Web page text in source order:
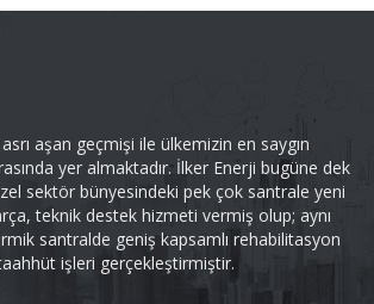
aşan geçmişi ile ülkemizin en saygın
yer almaktadır. İlker Enerji bugüne dek
sektör bünyesindeki pek çok santrale yeni
teknik destek hizmeti vermiş olup; aynı
santralde geniş kapsamlı rehabilitasyon
işleri gerçekleştirmiştir.